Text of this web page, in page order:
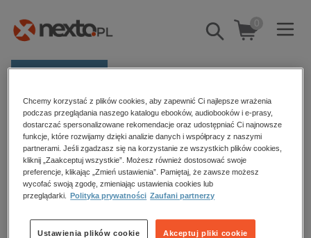
Pokaż/schowaj
wyszukiwarkę
0
Kategorie
Zobacz wszystkie E-prasa
budownictwo, aranżacja wnętrz
biznesowe, branżowe, gospodarka
dzienniki
Strona główna Michał Matuszak
Michał Matuszak
Sortowanie Filtrowanie
Chcemy korzystać z plików cookies, aby zapewnić Ci najlepsze wrażenia
podczas przeglądania naszego katalogu ebooków, audiobooków i e-prasy,
dostarczać spersonalizowane rekomendacje oraz udostępniać Ci najnowsze
funkcje, które rozwijamy dzięki analizie danych i współpracy z naszymi
partnerami. Jeśli zgadzasz się na korzystanie ze wszystkich plików cookies,
kliknij „Zaakceptuj wszystkie”. Możesz również dostosować swoje
preferencje, klikając „Zmień ustawienia”. Pamiętaj, że zawsze możesz
wycofać swoją zgodę, zmieniając ustawienia cookies lub
przeglądarki.
Polityka prywatności Zaufani partnerzy
Akceptuj pliki cookie
Ustawienia plików cookie